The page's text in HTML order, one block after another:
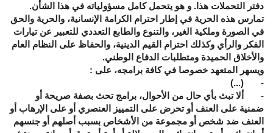
دفتر التحملات هذا. و هو يتحمل كامل مسؤولياته في هذا الشأن.
تمارس هذه الحرية في إطار احترام الكرامة الإنسانية، والحرية والحق
في الصورة وملكية الغير، والتنوع والطابع التعددي للتعبير عن تيارات
الفكر والرأي وكذلك احترام القيم الدينية، والحفاظ على النظام العام
والأخلاق الحميدة ومتطلبات الدفاع الوطني.
ويسهر المتعهد خصوصا في كافة برامجه، على :
- (...)
- ألا تبث بأي حال من الأحوال، برامج تحث بصفة صريحة أو
ضمنية على العنف أو تحرض على التمييز العنصري أو على الإرهاب أو
العنف ضد شخص أو مجموعة من الأشخاص بسبب أصلهم أو جنسهم